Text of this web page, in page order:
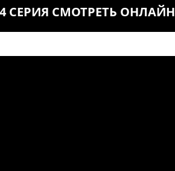
СЕРИЯ СМОТРЕТЬ ОНЛАЙН